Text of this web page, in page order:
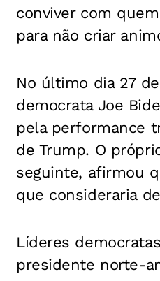
conviver com
para não criar
No último dia 27
democrata Joe
pela performance
de Trump. O
seguinte, afirmou
que consideraria
Líderes
presidente norte-